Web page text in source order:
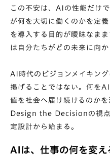
この不安は、AIの性能だけ
が何を大切に働くのかを定
を導入する目的が曖昧なま
は自分たちがどの未来に向
AI時代のビジョンメイキン
掲げることではない。何を
値を社会へ届け続けるのか
Design the Decisionの視
定設計から始まる。
AIは、仕事の何を変え